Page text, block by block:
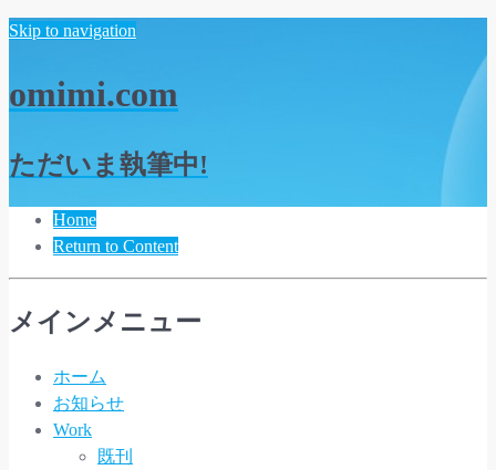
Skip to navigation
omimi.com
ただいま執筆中!
Home
Return to Content
メインメニュー
ホーム
お知らせ
Work
既刊